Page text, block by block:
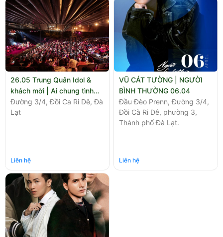
26.05 Trung Quân Idol &
khách mời | Ai chung tình
được mãi
Đường 3/4, Đồi Ca Ri Dê, Đà
Lạt
Liên hệ
VŨ CÁT TƯỜNG | NGƯỜI
BÌNH THƯỜNG 06.04
Đầu Đèo Prenn, Đường 3/4,
Đồi Cà Ri Dê, phường 3,
Thành phố Đà Lạt.
Liên hệ